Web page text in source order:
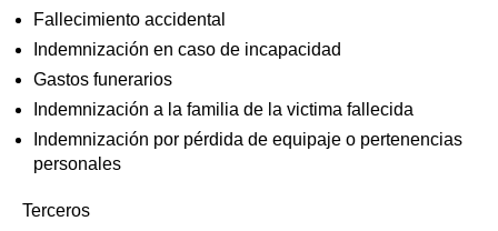
Fallecimiento accidental
Indemnización en caso de incapacidad
Gastos funerarios
Indemnización a la familia de la victima fallecida
Indemnización por pérdida de equipaje o pertenencias
personales
Terceros